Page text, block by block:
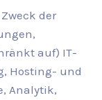
der
auf) IT-
Hosting- und
Analytik,